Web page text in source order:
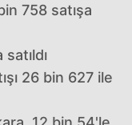
758 satışa
26 bin 627 ile